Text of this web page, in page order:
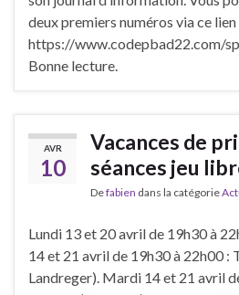
deux premiers numéros via ce lien
https://www.codepbad22.com/
Bonne lecture.
AVR
10
Vacances de
séances jeu
Defabien dans la catégorie
Lundi 13 et 20 avril de 19h30 à
14 et 21 avril de 19h30 à 22h00 :
Landreger). Mardi 14 et 21 avril